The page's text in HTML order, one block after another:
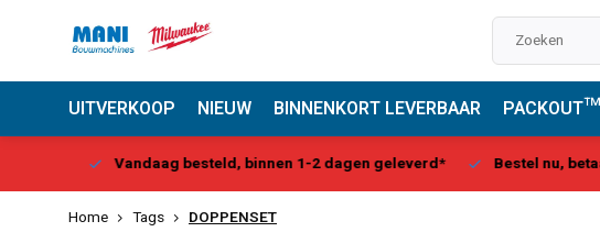
UITVERKOOP NIEUW BINNENKORT LEVERBAAR
Vandaag besteld, binnen 1-2 dagen geleverd* Bestel nu, betaal
Home Tags DOPPENSET